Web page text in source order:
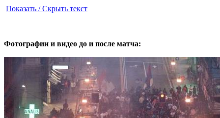
Показать / Скрыть текст
Фотографии и видео до и после матча: